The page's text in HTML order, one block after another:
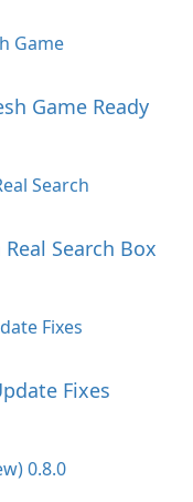
Game Ready
Search Box
Fixes